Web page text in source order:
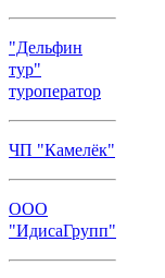
"Дельфин
тур"
туроператор
ЧП "Камелёк"
ООО
"ИдисаГрупп"